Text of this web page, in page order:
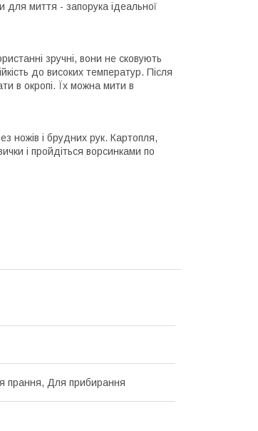
для миття - запорука ідеальної
зручні, вони не сковують
до високих температур. Після
в окропі. Їх можна мити в
ножів і брудних рук. Картопля,
і пройдіться ворсинками по
прання, Для прибирання